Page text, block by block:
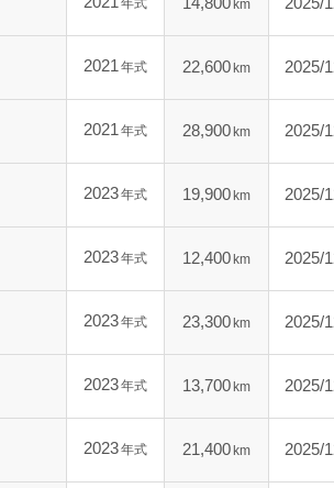
年式 km
2021 年式 22,600 km 2025/
2021 年式 28,900 km 2025/
2023年式 19,900 km 2025/
2023年式 12,400 km 2025/
2023年式 23,300 km 2025/
2023年式 13,700 km 2025/
2023年式 21,400 km 2025/